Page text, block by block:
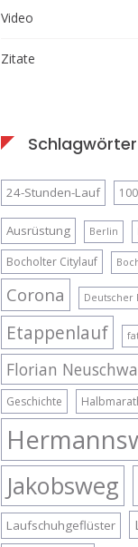
Video
Zitate
Schlagwörter
24-Stunden-Lauf
Ausrüstung Berlin
Bocholter Citylauf
Corona Deutscher
Etappenlauf
Florian
Geschichte
Jakobsweg
Laufschuhgeflüster